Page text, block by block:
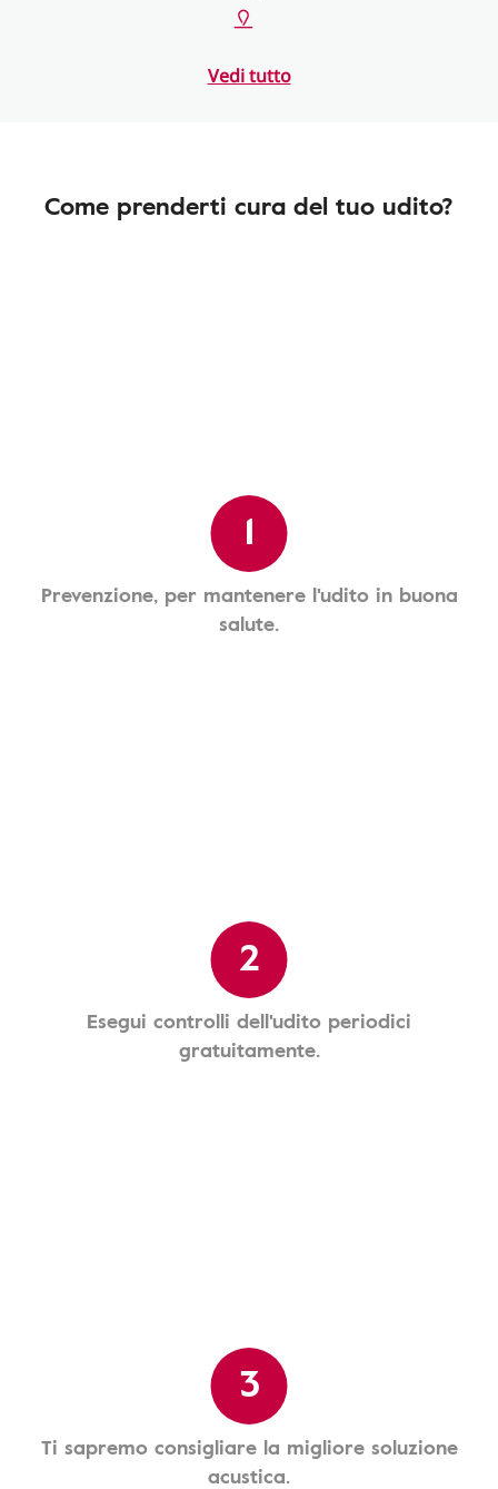
Vedi tutto
Come prenderti cura del tuo udito?
1
Prevenzione, per mantenere l'udito in buona
salute.
2
Esegui controlli dell'udito periodici
gratuitamente.
3
Ti sapremo consigliare la migliore soluzione
acustica.